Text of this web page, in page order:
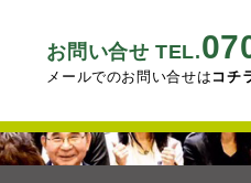
お問い合せ TEL.
メールでのお問い合せは コチ